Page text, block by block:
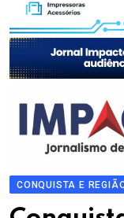
CONQUISTA E